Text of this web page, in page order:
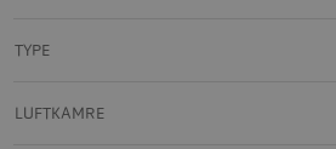
TYPE
LUFTKAMRE